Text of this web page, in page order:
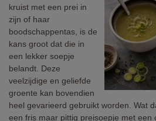
kruist met een prei in
zijn of haar
boodschappentas, is de
kans groot dat die in
een lekker soepje
belandt. Deze
veelzijdige en geliefde
groente kan bovendien
heel gevarieerd gebruikt worden. Wat
een fris maar pittig preisoepje met een